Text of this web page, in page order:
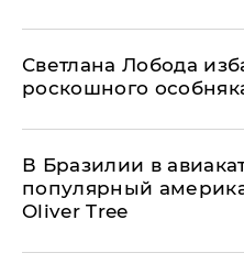
Светлана Лобода
роскошного
В Бразилии в
популярный
Oliver Tree